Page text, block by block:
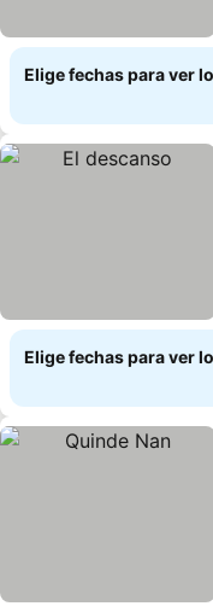
Elige fechas para ver
Elige fechas para ver